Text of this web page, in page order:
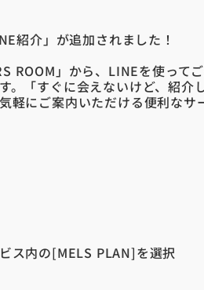
紹介」が追加されました！
ROOM」から、LINEを使って
「すぐに会えないけど、紹介し
軽にご案内いただける便利なサ
ス内の[MELS PLAN]を選択